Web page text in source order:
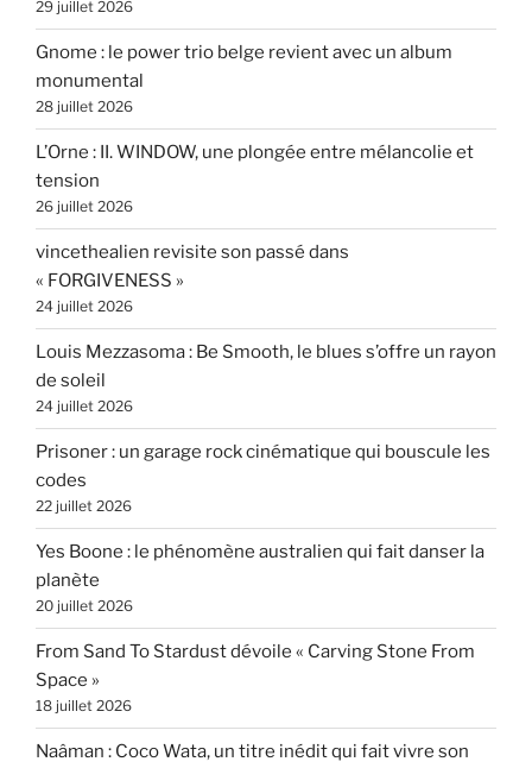
29 juillet 2026
Gnome : le power trio belge revient avec un album
monumental
28 juillet 2026
L’Orne : II. WINDOW, une plongée entre mélancolie et
tension
26 juillet 2026
vincethealien revisite son passé dans
« FORGIVENESS »
24 juillet 2026
Louis Mezzasoma : Be Smooth, le blues s’offre un rayon
de soleil
24 juillet 2026
Prisoner : un garage rock cinématique qui bouscule les
codes
22 juillet 2026
Yes Boone : le phénomène australien qui fait danser la
planète
20 juillet 2026
From Sand To Stardust dévoile « Carving Stone From
Space »
18 juillet 2026
Naâman : Coco Wata, un titre inédit qui fait vivre son